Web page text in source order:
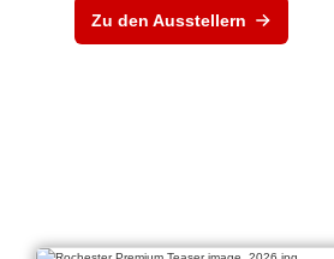
Zu den Ausstellern